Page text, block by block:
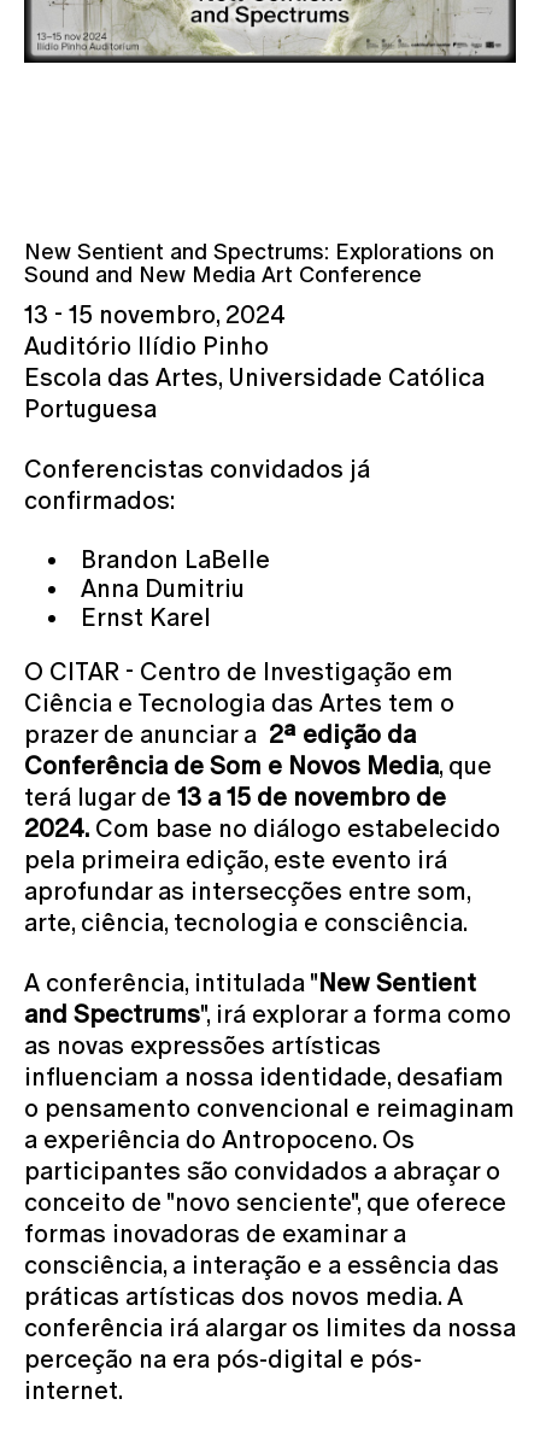
New Sentient and Spectrums: Explorations on
Sound and New Media Art Conference
13 - 15 novembro, 2024
Auditório Ilídio Pinho
Escola das Artes, Universidade Católica
Portuguesa
Conferencistas convidados já
confirmados:
Brandon LaBelle
Anna Dumitriu
Ernst Karel
O CITAR - Centro de Investigação em
Ciência e Tecnologia das Artes tem o
prazer de anunciar a 2ª edição da
Conferência de Som e Novos Media, que
terá lugar de 13 a 15 de novembro de
2024. Com base no diálogo estabelecido
pela primeira edição, este evento irá
aprofundar as intersecções entre som,
arte, ciência, tecnologia e consciência.
A conferência, intitulada "New Sentient
and Spectrums", irá explorar a forma como
as novas expressões artísticas
influenciam a nossa identidade, desafiam
o pensamento convencional e reimaginam
a experiência do Antropoceno. Os
participantes são convidados a abraçar o
conceito de "novo senciente", que oferece
formas inovadoras de examinar a
consciência, a interação e a essência das
práticas artísticas dos novos media. A
conferência irá alargar os limites da nossa
perceção na era pós-digital e pós-
internet.